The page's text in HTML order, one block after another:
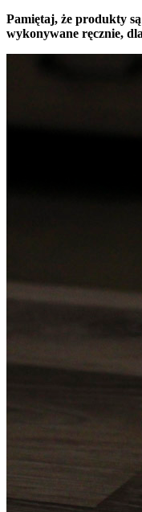
Pamiętaj, że produkty
wykonywane ręcznie,